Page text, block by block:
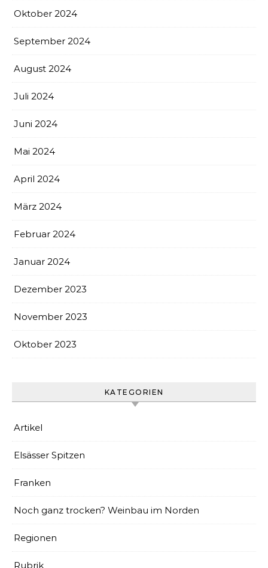
Oktober 2024
September 2024
August 2024
Juli 2024
Juni 2024
Mai 2024
April 2024
März 2024
Februar 2024
Januar 2024
Dezember 2023
November 2023
Oktober 2023
KATEGORIEN
Artikel
Elsässer Spitzen
Franken
Noch ganz trocken? Weinbau im Norden
Regionen
Rubrik